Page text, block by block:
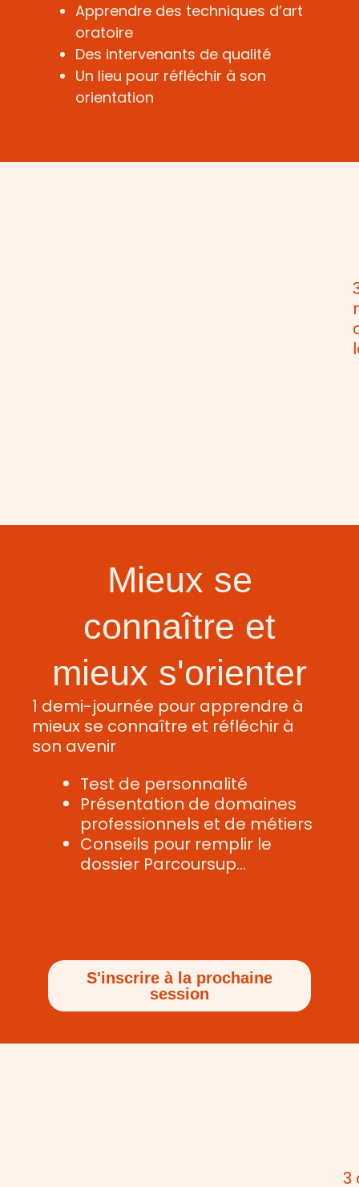
Apprendre des techniques d’art
oratoire
Des intervenants de qualité
Un lieu pour réfléchir à son
orientation
Mieux se
connaître et
mieux s'orienter
1 demi-journée pour apprendre à
mieux se connaître et réfléchir à
son avenir
Test de personnalité
Présentation de domaines
professionnels et de métiers
Conseils pour remplir le
dossier Parcoursup…
S'inscrire à la prochaine
session
3